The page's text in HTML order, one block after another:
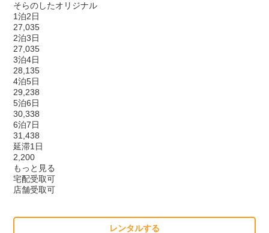
そらのしたオリジナル
1泊2日
27,035
2泊3日
27,035
3泊4日
28,135
4泊5日
29,238
5泊6日
30,338
6泊7日
31,438
延滞1日
2,200
もっと見る
宅配受取可
店舗受取可
レンタルする